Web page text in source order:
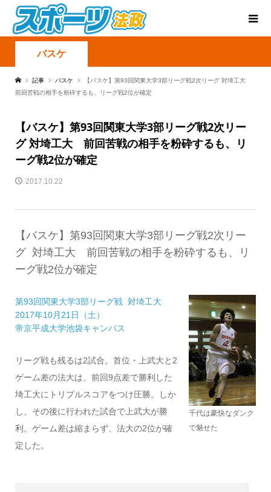
バスケ
記事 バスケ
【バスケ】第93回関東大学3部リーグ戦2次リーグ 対埼工大
前回苦戦の相手を粉砕するも、リーグ戦2位が確定
【バスケ】第93回関東大学3部リーグ戦2次リー
グ 対埼工大 前回苦戦の相手を粉砕するも、リ
ーグ戦2位が確定
2017.10.22
【バスケ】第93回関東大学3部リーグ戦2次リー
グ 対埼工大 前回苦戦の相手を粉砕するも、リ
ーグ戦2位が確定
第93回関東大学3部リーグ戦 対埼工大
2017年10月21日（土）
帝京平成大学池袋キャンパス
リーグ戦も残るは2試合。首位・上武大と2
ゲーム差の法大は、前回9点差で勝利した
埼工大にトリプルスコアをつけ圧勝。しか
し、その後に行われた試合で上武大が勝
利。ゲーム差は縮まらず、法大の2位が確
定した。
千代は豪快なダンク
で魅せた